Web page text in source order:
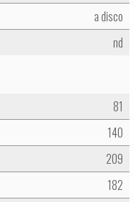
a disco
nd
81
140
209
182